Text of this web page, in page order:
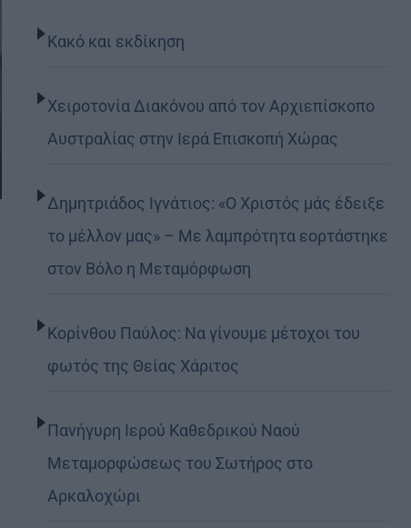
Κακό και εκδίκηση
Χειροτονία Διακόνου από τον Αρχιεπίσκοπο
Αυστραλίας στην Ιερά Επισκοπή Χώρας
Δημητριάδος Ιγνάτιος: «Ο Χριστός μάς έδειξε
το μέλλον μας» – Με λαμπρότητα εορτάστηκε
στον Βόλο η Μεταμόρφωση
Κορίνθου Παύλος: Να γίνουμε μέτοχοι του
φωτός της Θείας Χάριτος
Πανήγυρη Ιερού Καθεδρικού Ναού
Μεταμορφώσεως του Σωτήρος στο
Αρκαλοχώρι